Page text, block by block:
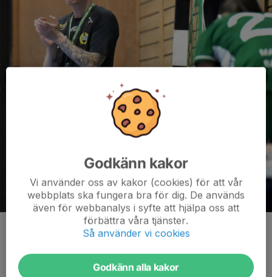
Godkänn kakor
Vi använder oss av kakor (cookies) för att vår
webbplats ska fungera bra för dig. De används
även för webbanalys i syfte att hjälpa oss att
förbättra våra tjänster.
Så använder vi cookies
Godkänn alla kakor